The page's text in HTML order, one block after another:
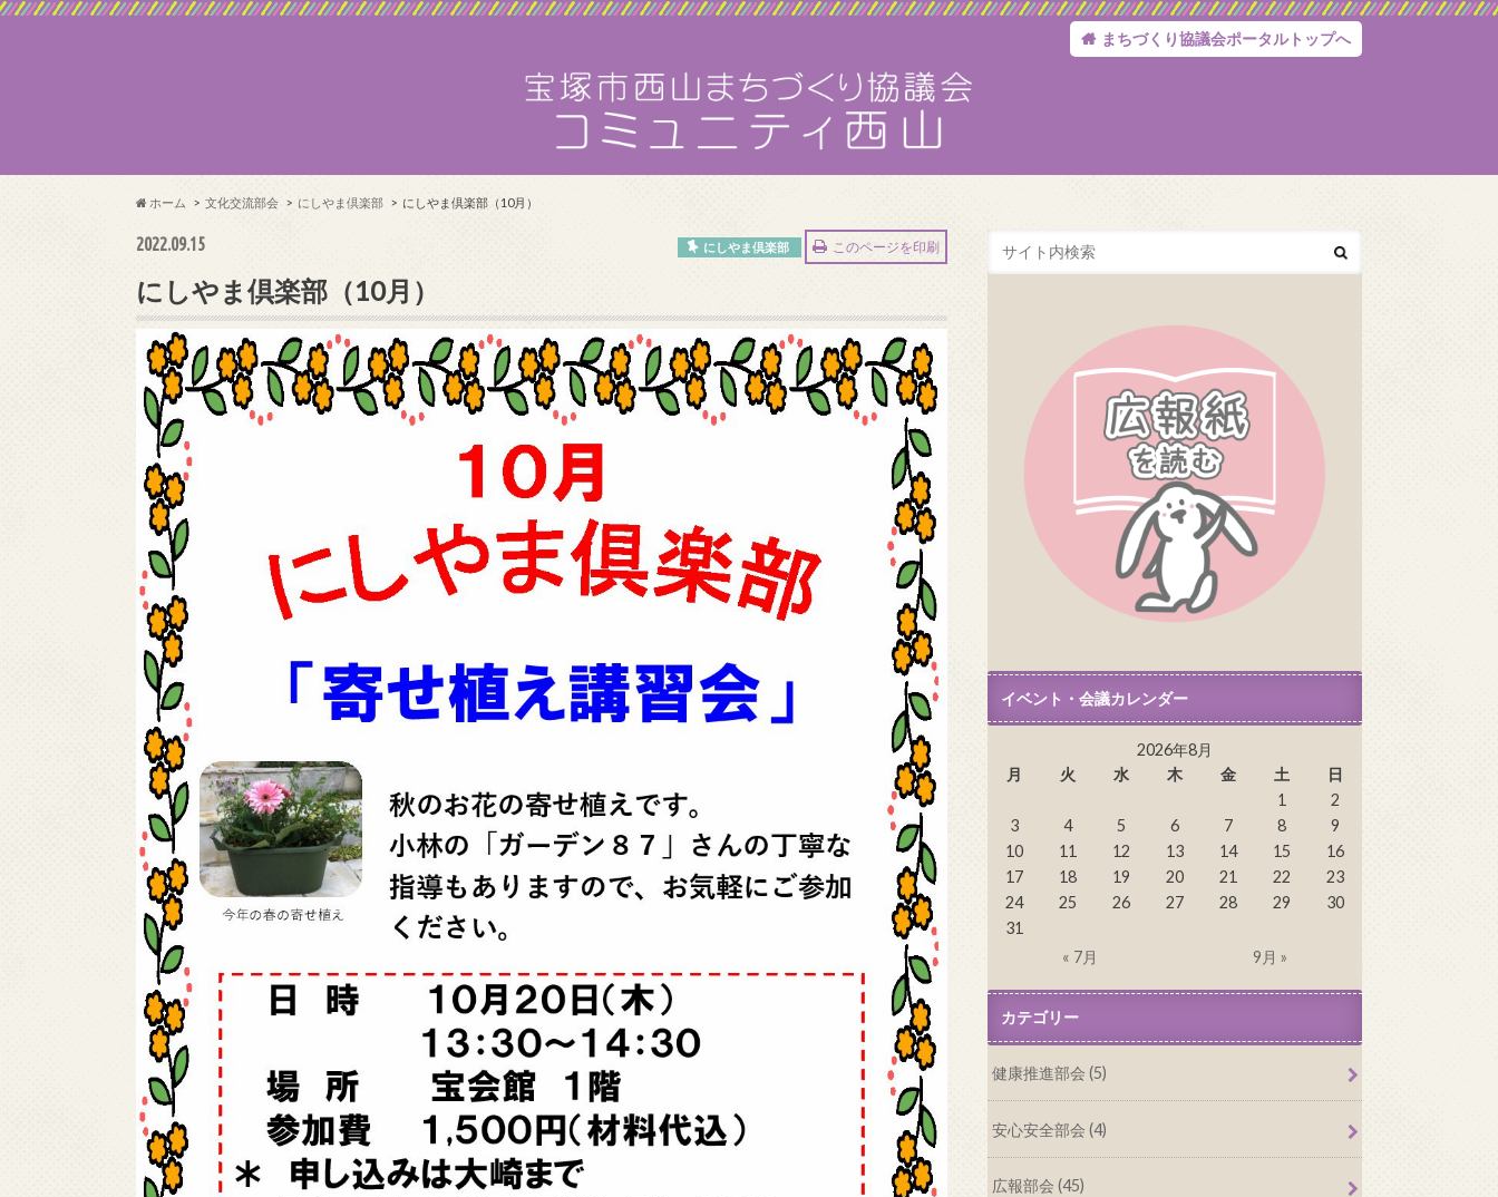
まちづくり協議会ポータルトップへ
ホーム 文化交流部会 にしやま倶楽部 にしやま倶楽部（10月）
2022.09.15 にしやま倶楽部 このページを印刷
にしやま倶楽部（10月）
イベント・会議カレンダー
2026年8月
月
火 水 木 金 土
日
1
2
3
4 5 6 7 8
9
10
11 12 13 14 15
16
17
18 19 20 21 22
23
24
25 26 27 28 29
30
31
« 7月
9月 »
カテゴリー
健康推進部会 (5)
安心安全部会 (4)
広報部会 (45)